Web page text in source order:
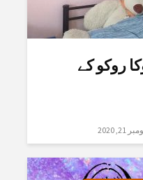
روکو کے
21, 2020